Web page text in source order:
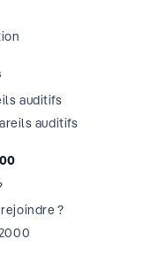
auditifs
auditifs
?